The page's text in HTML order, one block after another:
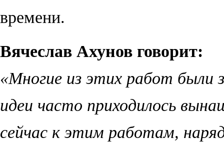
времени.
Вячеслав Ахунов говорит:
«Многие из этих работ были
идеи часто приходилось
сейчас к этим работам,